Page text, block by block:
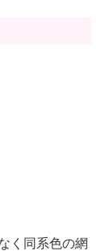
く同系色の網